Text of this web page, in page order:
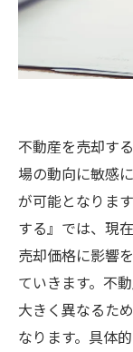
不動産を売却す
場の動向に敏感
が可能となりま
する』では、現
売却価格に影響
ていきます。不
大きく異なるた
なります。具体